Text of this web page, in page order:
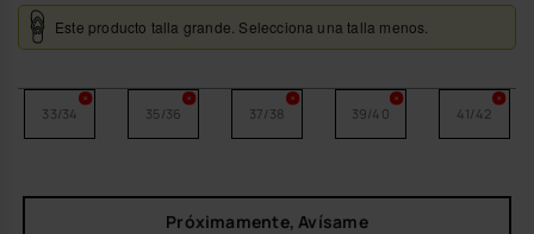
Este producto talla grande. Selecciona una talla menos.
33/34 35/36 37/38 39/40 41/42
Próximamente, Avísame